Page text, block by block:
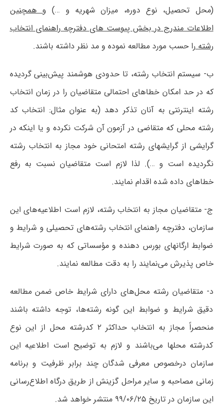
(محل تحصیل، نوع دوره، میزان شهریه و …) و همچنین
اطلاعات مندرج در بخش پیوست های دفترچه راهنمای انتخاب
رشتهرا حسب مورد مطالعه نموده و مد نظر داشته باشند.
ب‌- سیستم انتخاب رشته، تا حدودی هوشمند پیش‌بینی گردیده
که در حد امکان خطاهای احتمالی متقاضیان را در زمان انتخاب
رشته اینترنتی به آنان تذکر دهد (به عنوان مثال: انتخاب کد
رشته محلی که متقاضی در آزمون آن شرکت نکرده و یا اینکه در
گرایشی از گرایشهای رشته امتحانی خود مجاز به انتخاب رشته
نگردیده است و …). لذا لازم است متقاضیان نسبت به رفع
خطاهای داده شده اقدام نمایند.
ج‌- متقاضیان مجاز به انتخاب رشته، لازم است اطلاعیه‌های این
سازمان، دفترچه راهنمای انتخاب رشته‌های تحصیلی و شرایط و
ضوابط ارگانهای بورس دهنده و مؤسساتی که به صورت شرایط
خاص پذیرش می‌نمایند را به دقت مطالعه نمایند.
د- متقاضیان رشته‌ محل‌های دارای شرایط خاص ضمن مطالعه
دقیق شرایط و ضوابط این گونه رشته‌ها، توجه داشته باشند
منحصراً مجاز به انتخاب حداکثر ۲ کدرشته محل از این نوع
کدرشته محلها می‌باشند و لازم به توضیح است اطلاعیه این
سازمان درخصوص معرفی شدگان چند برابر ظرفیت و برنامه
زمانی مصاحبه و سایر مراحل گزینش از طریق درگاه اطلاع‌رسانی
این سازمان در تاریخ‌ ۹۹/۰۶/۲۵ منتشر خواهد شد.